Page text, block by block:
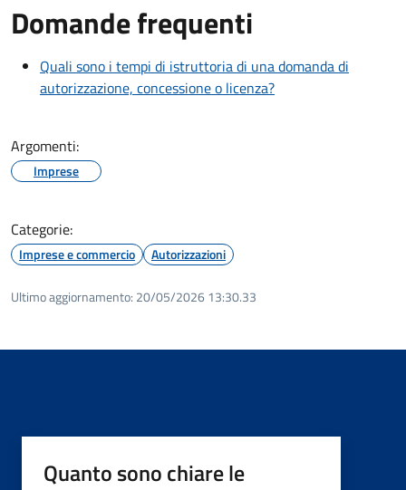
Domande frequenti
Quali sono i tempi di istruttoria di una domanda di
autorizzazione, concessione o licenza?
Argomenti:
Imprese
Categorie:
Imprese e commercio Autorizzazioni
Ultimo aggiornamento: 20/05/2026 13:30.33
Quanto sono chiare le